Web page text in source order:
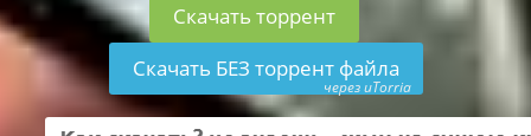
Скачать торрент
Скачать БЕЗ торрент файла
через uTorria